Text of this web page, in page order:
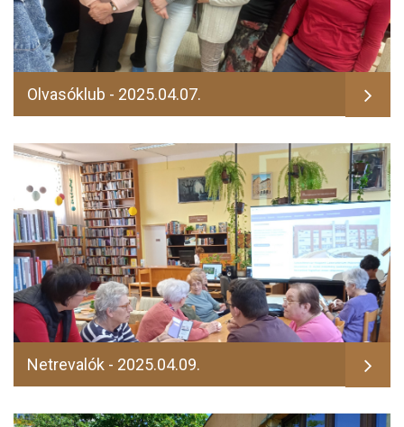
Olvasóklub - 2025.04.07.
Netrevalók - 2025.04.09.